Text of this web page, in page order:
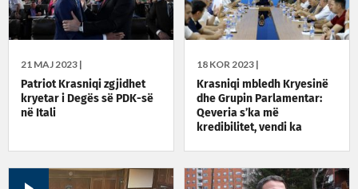
18 KOR 2023 |
Krasniqi mbledh Kryesinë
dhe Grupin Parlamentar:
Qeveria s’ka më
kredibilitet, vendi ka
21 MAJ 2023 |
Patriot Krasniqi zgjidhet
kryetar i Degës së PDK-së
në Itali